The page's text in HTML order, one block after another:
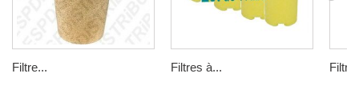
Filtre... Filtres à...